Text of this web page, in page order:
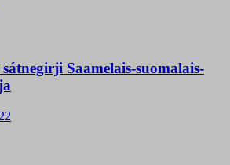
Saamelais-suomalais-